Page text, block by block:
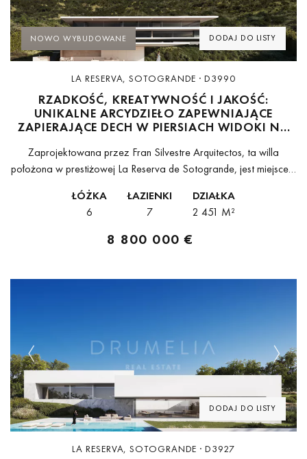
DODAJ DO LISTY
NOWO WYBUDOWANE
LA RESERVA, SOTOGRANDE · D3990
RZADKOŚĆ, KREATYWNOŚĆ I JAKOŚĆ:
UNIKALNE ARCYDZIEŁO ZAPEWNIAJĄCE
ZAPIERAJĄCE DECH W PIERSIACH WIDOKI NA
SOTOGRANDE
Zaprojektowana przez Fran Silvestre Arquitectos, ta willa
położona w prestiżowej La Reserva de Sotogrande, jest miejscem
w stylu kurortu jako części codziennego...
ŁÓŻKA
6
ŁAZIENKI
7
DZIAŁKA
2 451 M²
8 800 000 €
DODAJ DO LISTY
Previous Next
LA RESERVA, SOTOGRANDE · D3927